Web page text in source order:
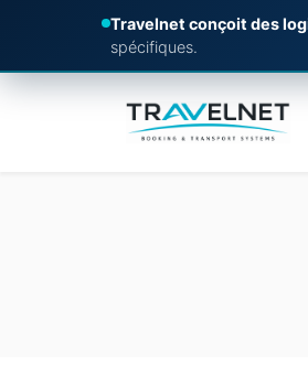
Travelnet conçoit des
spécifiques.